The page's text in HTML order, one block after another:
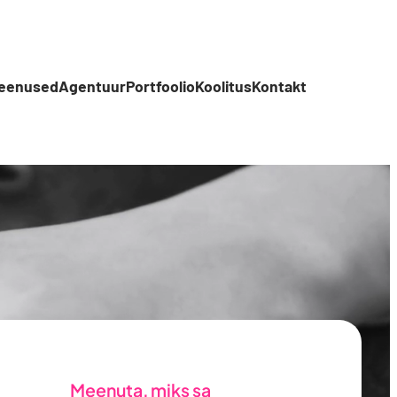
AgentuurPortfoolioKoolitusKontakt
Meenuta, miks sa